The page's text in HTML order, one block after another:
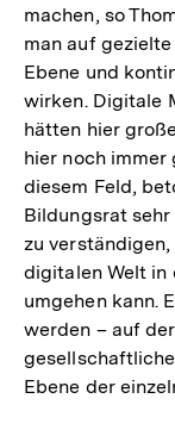
machen, so
man auf
Ebene und
wirken. Digitale
hätten hier
hier noch immer
diesem Feld,
Bildungsrat
zu
digitalen Welt in
umgehen kann.
werden – auf
Ebene der